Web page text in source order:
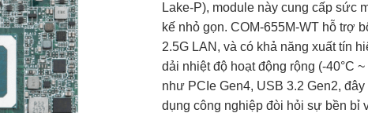
Lake-P), module này cung cấp sức
kế nhỏ gọn. COM-655M-WT hỗ trợ
2.5G LAN, và có khả năng xuất tín
dải nhiệt độ hoạt động rộng (-40°C
như PCIe Gen4, USB 3.2 Gen2,
dụng công nghiệp đòi hỏi sự bền bỉ